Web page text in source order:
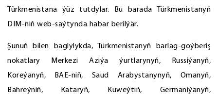
Türkmenistana ýüz tutdylar. Bu barada Türkmenistanyň
DIM-niň web-saýtynda habar berilýär.
Şunuň bilen baglylykda, Türkmenistanyň barlag-goýberiş
nokatlary Merkezi Aziýa ýurtlarynyň, Russiýanyň,
Koreýanyň, BAE-niň, Saud Arabystanynyň, Omanyň,
Bahreýniň, Kataryň, Kuweýtiň, Germaniýanyň,